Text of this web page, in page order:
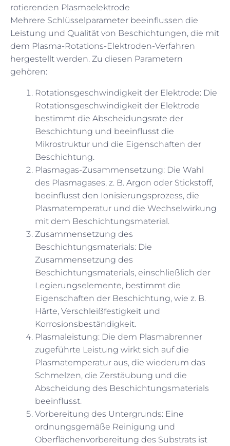
rotierenden Plasmaelektrode
Mehrere Schlüsselparameter beeinflussen die
Leistung und Qualität von Beschichtungen, die mit
dem Plasma-Rotations-Elektroden-Verfahren
hergestellt werden. Zu diesen Parametern
gehören:
Rotationsgeschwindigkeit der Elektrode: Die
Rotationsgeschwindigkeit der Elektrode
bestimmt die Abscheidungsrate der
Beschichtung und beeinflusst die
Mikrostruktur und die Eigenschaften der
Beschichtung.
Plasmagas-Zusammensetzung: Die Wahl
des Plasmagases, z. B. Argon oder Stickstoff,
beeinflusst den Ionisierungsprozess, die
Plasmatemperatur und die Wechselwirkung
mit dem Beschichtungsmaterial.
Zusammensetzung des
Beschichtungsmaterials: Die
Zusammensetzung des
Beschichtungsmaterials, einschließlich der
Legierungselemente, bestimmt die
Eigenschaften der Beschichtung, wie z. B.
Härte, Verschleißfestigkeit und
Korrosionsbeständigkeit.
Plasmaleistung: Die dem Plasmabrenner
zugeführte Leistung wirkt sich auf die
Plasmatemperatur aus, die wiederum das
Schmelzen, die Zerstäubung und die
Abscheidung des Beschichtungsmaterials
beeinflusst.
Vorbereitung des Untergrunds: Eine
ordnungsgemäße Reinigung und
Oberflächenvorbereitung des Substrats ist